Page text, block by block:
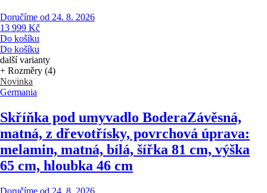
Doručíme od 24. 8. 2026
13 999 Kč
Do košíku
Do košíku
další varianty
+ Rozměry (4)
Novinka
Germania
Skříňka pod umyvadlo BoderaZávěsná,
matná, z dřevotřísky, povrchová úprava:
melamin, matná, bílá, šířka 81 cm, výška
65 cm, hloubka 46 cm
Doručíme od 24. 8. 2026